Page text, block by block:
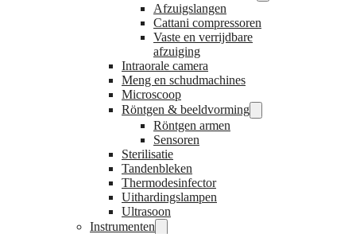
Afzuigslangen
Cattani compressoren
Vaste en verrijdbare
afzuiging
Intraorale camera
Meng en schudmachines
Microscoop
Röntgen & beeldvorming
Röntgen armen
Sensoren
Sterilisatie
Tandenbleken
Thermodesinfector
Uithardingslampen
Ultrasoon
Instrumenten